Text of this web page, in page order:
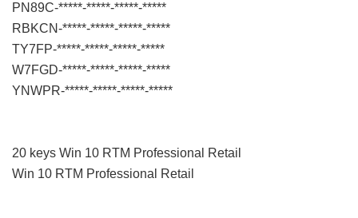
PN89C-*****-*****-*****-*****
RBKCN-*****-*****-*****-*****
TY7FP-*****-*****-*****-*****
W7FGD-*****-*****-*****-*****
YNWPR-*****-*****-*****-*****
20 keys Win 10 RTM Professional Retail
Win 10 RTM Professional Retail